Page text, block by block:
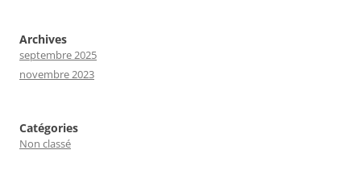
Archives
septembre 2025
novembre 2023
Catégories
Non classé